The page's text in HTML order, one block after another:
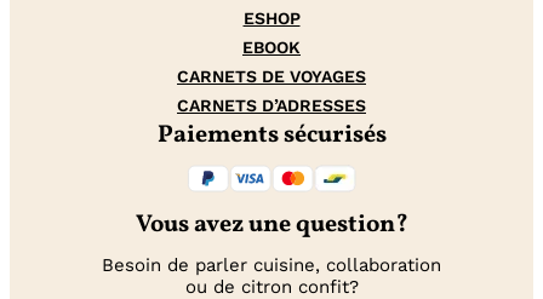
ESHOP
EBOOK
CARNETS DE VOYAGES
CARNETS D’ADRESSES
Paiements sécurisés
Vous avez une question?
Besoin de parler cuisine, collaboration
ou de citron confit?